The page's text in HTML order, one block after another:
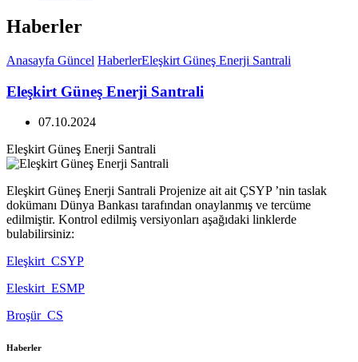
Haberler
Anasayfa Güncel HaberlerEleşkirt Güneş Enerji Santrali
Eleşkirt Güneş Enerji Santrali
07.10.2024
Eleşkirt Güneş Enerji Santrali
Eleşkirt Güneş Enerji Santrali Projenize ait ait ÇSYP ’nin taslak
dokümanı Dünya Bankası tarafından onaylanmış ve tercüme
edilmiştir. Kontrol edilmiş versiyonları aşağıdaki linklerde
bulabilirsiniz:
Eleşkirt_CSYP
Eleskirt_ESMP
Broşür_CS
Haberler